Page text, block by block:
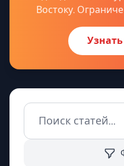
Востоку.